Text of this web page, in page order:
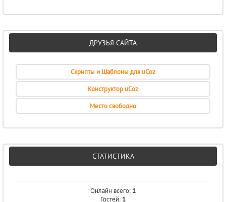
ДРУЗЬЯ САЙТА
Скрипты и Шаблоны для uCoz
Конструктор uCoz
Место свободно
СТАТИСТИКА
Онлайн всего: 1
Гостей: 1